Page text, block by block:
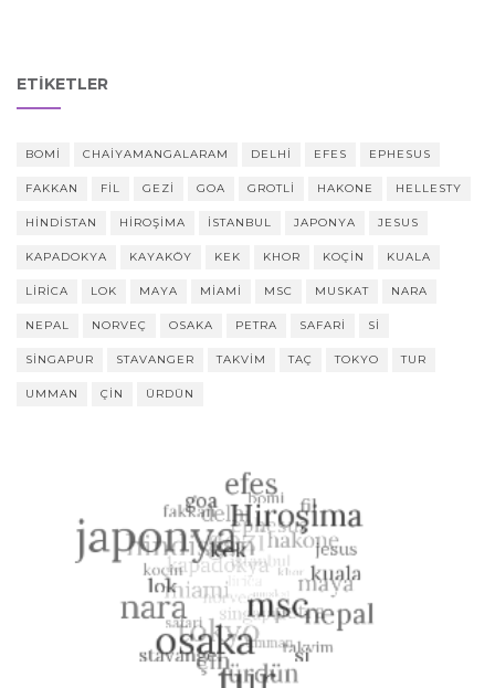
ETIKETLER
BOMI CHAIYAMANGALARAM DELHI EFES EPHESUS
FAKKAN FIL GEZI GOA GROTLI HAKONE HELLESTY
HINDISTAN HIROŞIMA ISTANBUL JAPONYA JESUS
KAPADOKYA KAYAKÖY KEK KHOR KOÇIN KUALA
LIRICA LOK MAYA MIAMI MSC MUSKAT NARA
NEPAL NORVEÇ OSAKA PETRA SAFARI SI
SINGAPUR STAVANGER TAKVIM TAÇ TOKYO TUR
UMMAN ÇIN ÜRDÜN